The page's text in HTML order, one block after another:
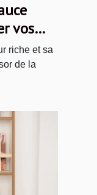
vos
riche et sa
de la